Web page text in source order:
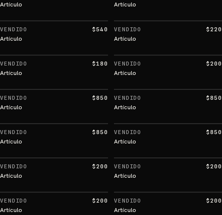
Artículo Artículo
VENDIDO $540
Artículo
VENDIDO $220
Artículo
VENDIDO $180
Artículo
VENDIDO $200
Artículo
VENDIDO $850
Artículo
VENDIDO $850
Artículo
VENDIDO $850
Artículo
VENDIDO $850
Artículo
VENDIDO $200
Artículo
VENDIDO $200
Artículo
VENDIDO $200
Artículo
VENDIDO $200
Artículo